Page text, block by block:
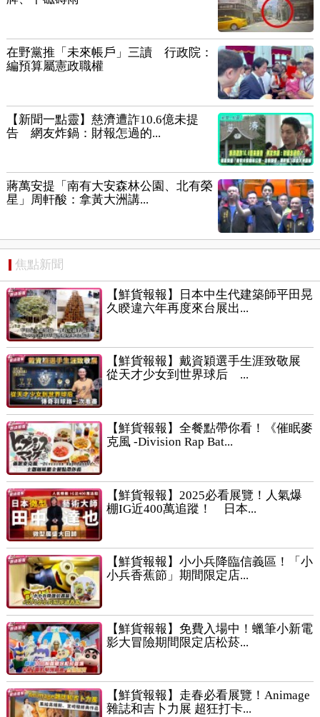
在野黨推「未來帳戶」三讀 行政院：
編預算屬憲政職權
【新聞一點靈】慈濟遭詐10.6億未提
告 網友炸鍋：財報怎過的...
蔣萬安提「南有大安森林公園、北有榮
星」周軒酸：拿黃大洲講...
焦點新聞
【鮮貨報報】日本中生代建築師平田晃
久睽違六年再度來台展出...
【鮮貨報報】戴資穎選手生涯致敬展
從天才少女到世界球后 ...
【鮮貨報報】全餐點帶你看！《催眠麥
克風 -Division Rap Bat...
【鮮貨報報】2025必看展覽！人氣爆
棚IG近400萬追蹤！ 日本...
【鮮貨報報】小小兵降臨信義區！「小
小兵香蕉節」期間限定店...
【鮮貨報報】免費入場中！蠟筆小新電
影大冒險期間限定店松菸...
【鮮貨報報】走春必看展覽！Animage
雜誌和吉卜力展 超狂打卡...